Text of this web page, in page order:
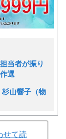
当者が振り
選
山響子（物
せて読